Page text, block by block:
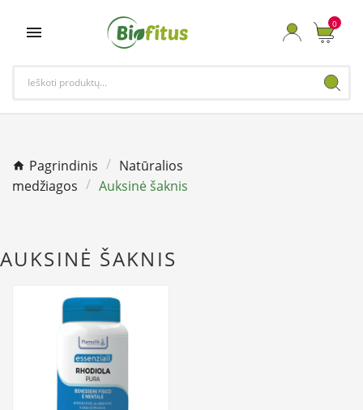
 0
Pagrindinis
Natūralios
medžiagos
Auksinė šaknis
AUKSINĖ ŠAKNIS